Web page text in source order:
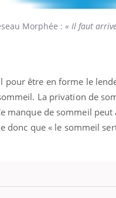
Morphée : « Il faut
pour être en forme le
La privation de
manque de sommeil
donc que « le sommeil
en fer :
Youtube
irritabilité, brouillard